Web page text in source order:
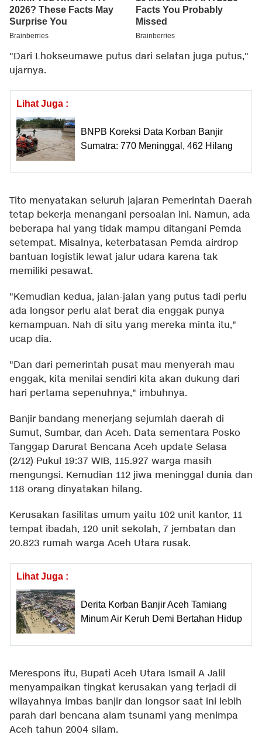
"Dari Lhokseumawe putus dari selatan juga putus,"
ujarnya.
Lihat Juga :
BNPB Koreksi Data Korban Banjir
Sumatra: 770 Meninggal, 462 Hilang
Tito menyatakan seluruh jajaran Pemerintah Daerah
tetap bekerja menangani persoalan ini. Namun, ada
beberapa hal yang tidak mampu ditangani Pemda
setempat. Misalnya, keterbatasan Pemda airdrop
bantuan logistik lewat jalur udara karena tak
memiliki pesawat.
"Kemudian kedua, jalan-jalan yang putus tadi perlu
ada longsor perlu alat berat dia enggak punya
kemampuan. Nah di situ yang mereka minta itu,"
ucap dia.
"Dan dari pemerintah pusat mau menyerah mau
enggak, kita menilai sendiri kita akan dukung dari
hari pertama sepenuhnya," imbuhnya.
Banjir bandang menerjang sejumlah daerah di
Sumut, Sumbar, dan Aceh. Data sementara Posko
Tanggap Darurat Bencana Aceh update Selasa
(2/12) Pukul 19:37 WIB, 115.927 warga masih
mengungsi. Kemudian 112 jiwa meninggal dunia dan
118 orang dinyatakan hilang.
Kerusakan fasilitas umum yaitu 102 unit kantor, 11
tempat ibadah, 120 unit sekolah, 7 jembatan dan
20.823 rumah warga Aceh Utara rusak.
Lihat Juga :
Derita Korban Banjir Aceh Tamiang
Minum Air Keruh Demi Bertahan Hidup
Merespons itu, Bupati Aceh Utara Ismail A Jalil
menyampaikan tingkat kerusakan yang terjadi di
wilayahnya imbas banjir dan longsor saat ini lebih
parah dari bencana alam tsunami yang menimpa
Aceh tahun 2004 silam.